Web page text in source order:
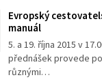
Evropský
manuál
5. a 19. října 2015 v
přednášek provede
různými…